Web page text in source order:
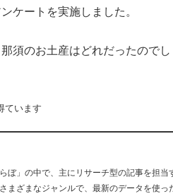
ケートを実施しました。
のお土産はどれだったのでし
ています
ぼ」の中で、主にリサーチ型の記事を担当
まざまなジャンルで、最新のデータを使っ